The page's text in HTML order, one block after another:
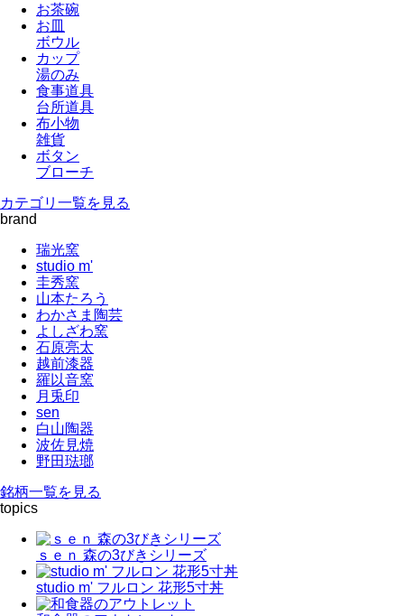
お茶碗
お皿
ボウル
カップ
湯のみ
食事道具
台所道具
布小物
雑貨
ボタン
ブローチ
カテゴリ一覧を見る
brand
瑞光窯
studio m'
圭秀窯
山本たろう
わかさま陶芸
よしざわ窯
石原亮太
越前漆器
羅以音窯
月兎印
sen
白山陶器
波佐見焼
野田琺瑯
銘柄一覧を見る
topics
ｓｅｎ 森の3びきシリーズ
studio m' フルロン 花形5寸丼